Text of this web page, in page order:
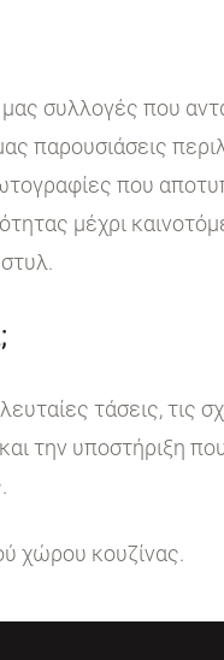
συλλογές που
παρουσιάσεις
που
μέχρι
τάσεις, τις
την υποστήριξη
χώρου κουζίνας.